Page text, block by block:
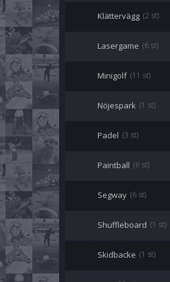
Klättervägg (2 st)
Lasergame (6 st)
Minigolf (11 st)
Nöjespark (1 st)
Padel (3 st)
Paintball (6 st)
Segway (6 st)
Shuffleboard (1 st)
Skidbacke (1 st)